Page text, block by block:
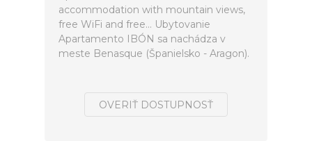
accommodation with mountain views,
free WiFi and free... Ubytovanie
Apartamento IBÓN sa nachádza v
meste Benasque (Španielsko - Aragon).
OVERIŤ DOSTUPNOSŤ